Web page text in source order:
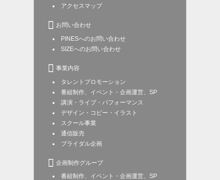
アクセスマップ
 お問い合わせ
PINESへのお問い合わせ
SIZEへのお問い合わせ
 事業内容
タレントプロモーション
番組制作、イベント・企画運営、SP
講演・ライブ・パフォーマンス
デザイン・コピー・イラスト
スクール事業
通信販売
ブライダル企画
 企画制作グループ
番組制作、イベント・企画運営、SP